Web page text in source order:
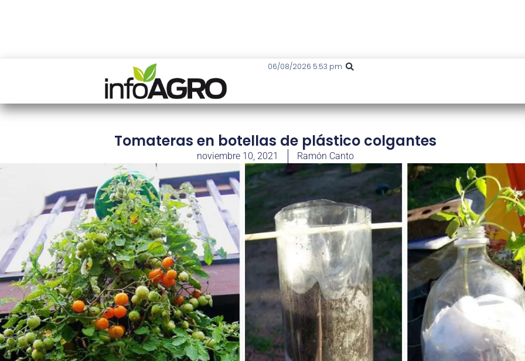
06/08/2026 5:53 pm
Tomateras en botellas de plástico colgantes
noviembre 10, 2021 Ramón Canto